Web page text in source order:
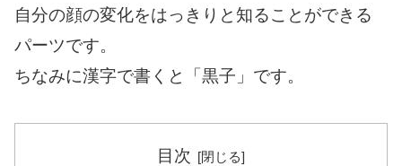
自分の顔の変化をはっきりと知ることができる
パーツです。
ちなみに漢字で書くと「黒子」です。
目次